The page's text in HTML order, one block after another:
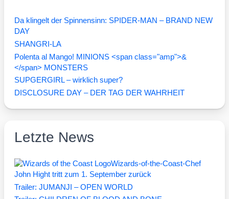
Da klingelt der Spinnensinn: SPIDER-MAN – BRAND NEW
DAY
SHANGRI-LA
Polenta al Mango! MINIONS <span class="amp">&
</span> MONSTERS
SUPGERGIRL – wirklich super?
DISCLOSURE DAY – DER TAG DER WAHRHEIT
Letzte News
Wizards-of-the-Coast-Chef
John Hight tritt zum 1. September zurück
Trailer: JUMANJI – OPEN WORLD